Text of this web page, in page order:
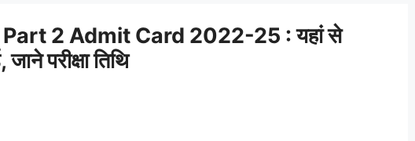
2 Admit Card 2022-25 : यहां से
परीक्षा तिथि